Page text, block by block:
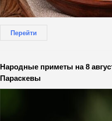
Перейти
Народные приметы на 8
Параскевы